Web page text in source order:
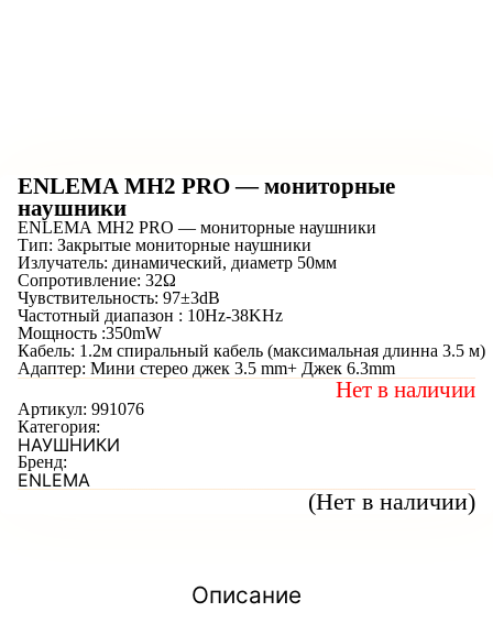
ENLEMA MH2 PRO — мониторные
наушники
(Нет в наличии)
ENLEMA MH2 PRO — мониторные наушники
Тип: Закрытые мониторные наушники
Излучатель: динамический, диаметр 50мм
Сопротивление: 32Ω
Чувствительность: 97±3dB
Частотный диапазон : 10Hz-38KHz
Мощность :350mW
Кабель: 1.2м спиральный кабель (максимальная длинна 3.5 м)
Адаптер: Мини стерео джек 3.5 mm+ Джек 6.3mm
Нет в наличии
Артикул: 991076
Категория:
НАУШНИКИ
Бренд:
ENLEMA
Описание